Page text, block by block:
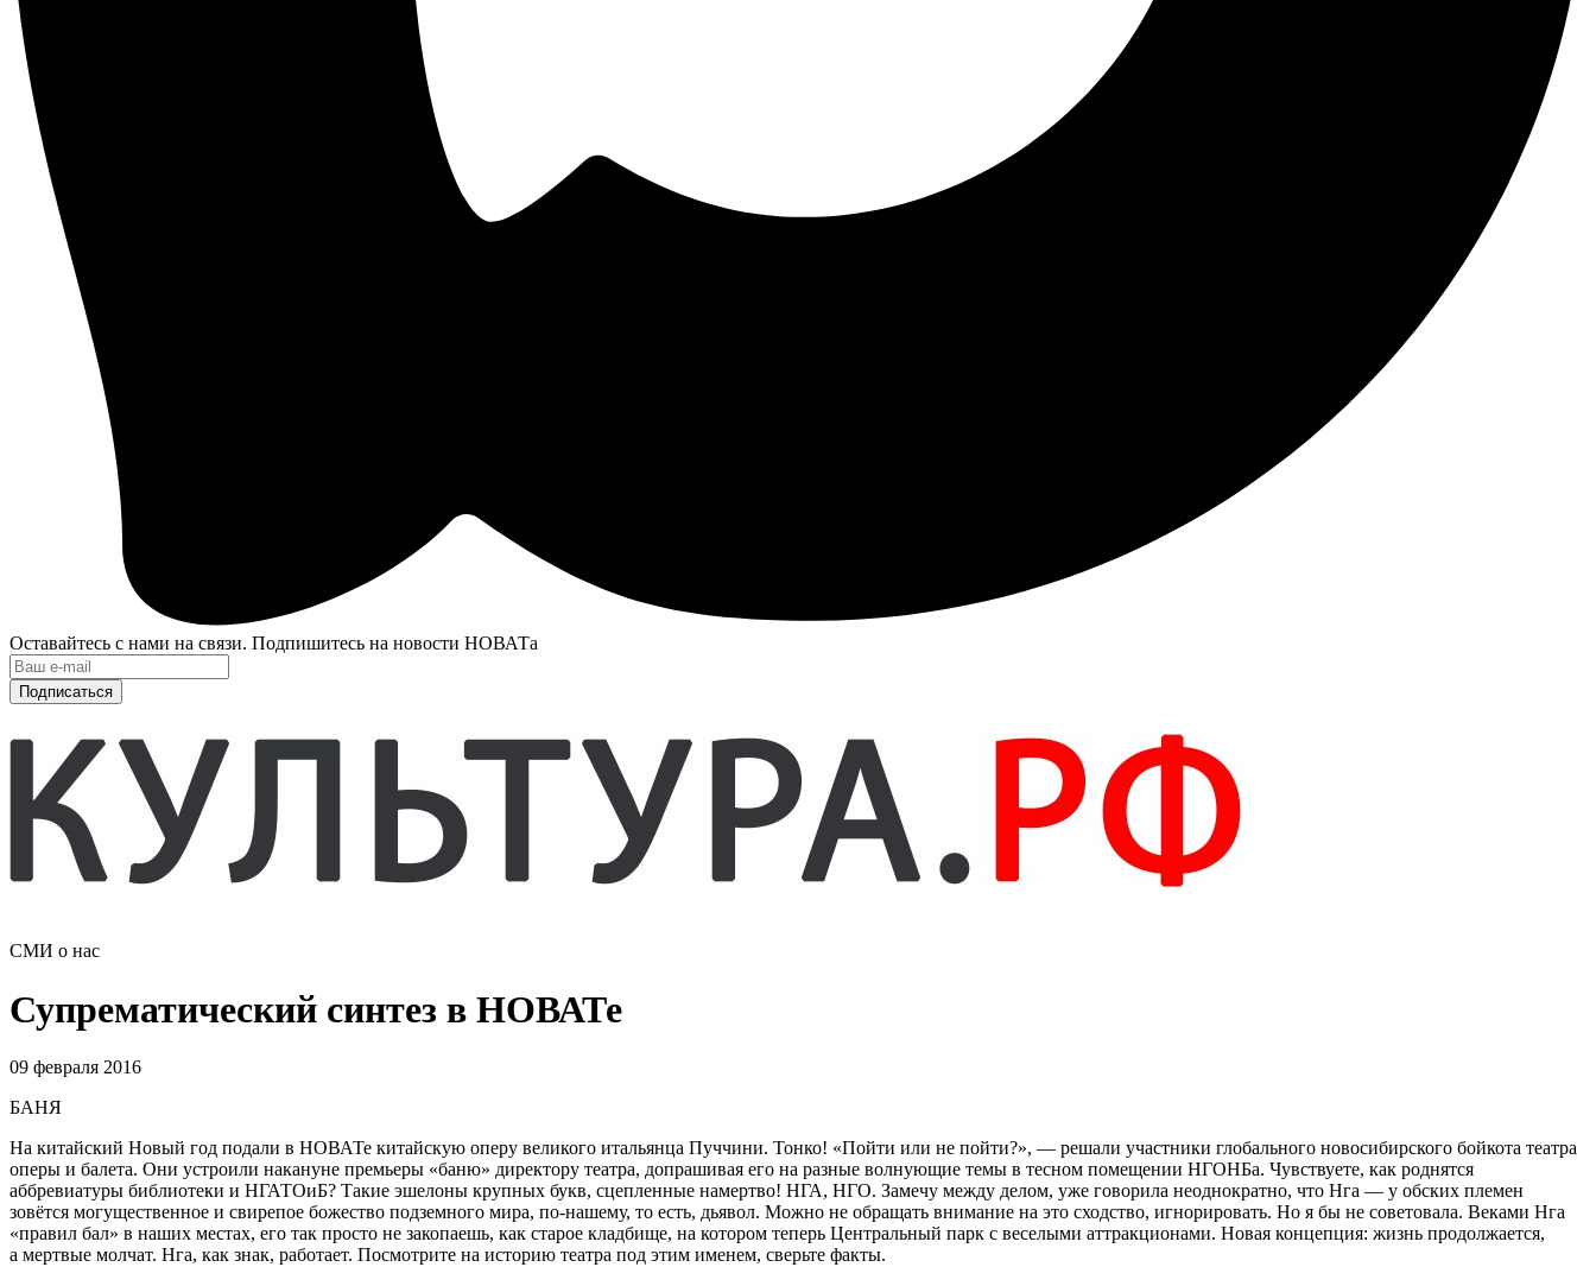
Оставайтесь с нами на связи. Подпишитесь на новости НОВАТа
Подписаться
СМИ о нас
Супрематический синтез в НОВАТе
09 февраля 2016
БАНЯ
На китайский Новый год подали в НОВАТе китайскую оперу великого итальянца Пуччини. Тонко! «Пойти или не пойти?», — решали участники глобального новосибирского бойкота театра
оперы и балета. Они устроили накануне премьеры «баню» директору театра, допрашивая его на разные волнующие темы в тесном помещении НГОНБа. Чувствуете, как роднятся
аббревиатуры библиотеки и НГАТОиБ? Такие эшелоны крупных букв, сцепленные намертво! НГА, НГО. Замечу между делом, уже говорила неоднократно, что Нга — у обских племен
зовётся могущественное и свирепое божество подземного мира, по-нашему, то есть, дьявол. Можно не обращать внимание на это сходство, игнорировать. Но я бы не советовала. Веками Нга
«правил бал» в наших местах, его так просто не закопаешь, как старое кладбище, на котором теперь Центральный парк с веселыми аттракционами. Новая концепция: жизнь продолжается,
а мертвые молчат. Нга, как знак, работает. Посмотрите на историю театра под этим именем, сверьте факты.